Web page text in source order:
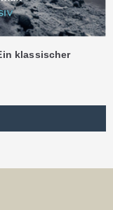
klassischer